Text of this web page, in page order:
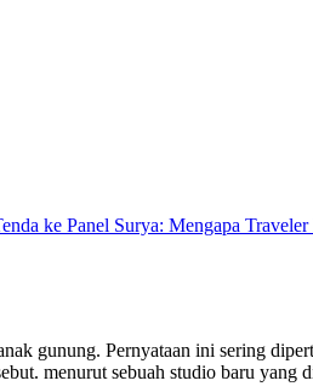
ke Panel Surya: Mengapa
gunung. Pernyataan ini sering
menurut sebuah studio baru